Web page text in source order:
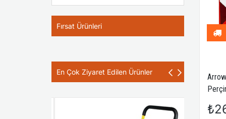
Fırsat Ürünleri
En Çok Ziyaret Edilen Ürünler